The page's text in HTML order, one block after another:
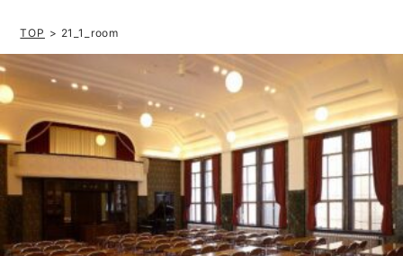
TOP > 21_1_room